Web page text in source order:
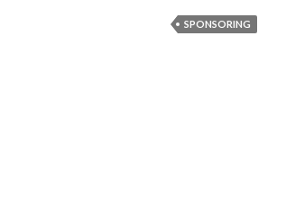
SPONSORING